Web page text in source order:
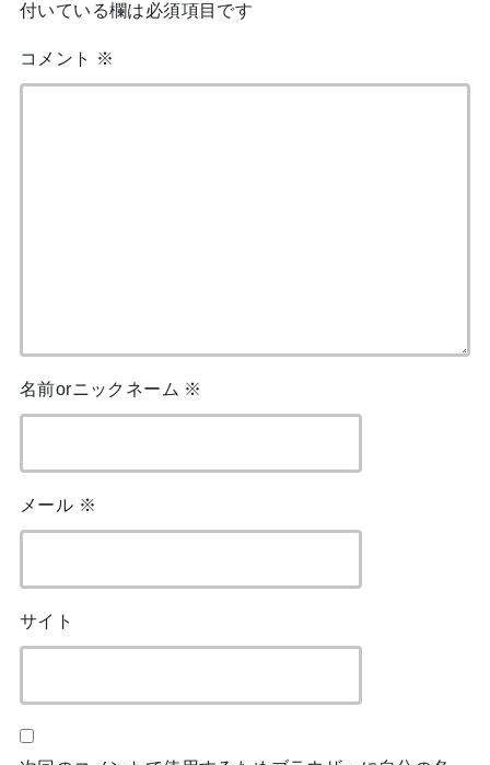
付いている欄は必須項目です
コメント ※
名前orニックネーム ※
メール ※
サイト